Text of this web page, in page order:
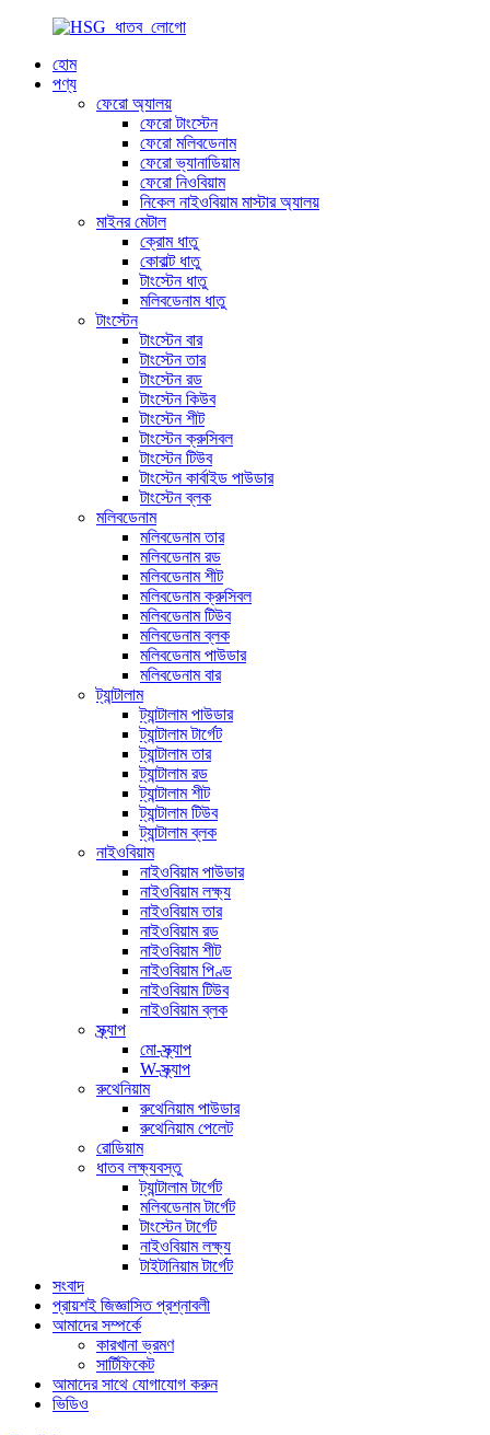
হোম
পণ্য
ফেরো অ্যালয়
ফেরো টাংস্টেন
ফেরো মলিবডেনাম
ফেরো ভ্যানাডিয়াম
ফেরো নিওবিয়াম
নিকেল নাইওবিয়াম মাস্টার অ্যালয়
মাইনর মেটাল
ক্রোম ধাতু
কোবাল্ট ধাতু
টাংস্টেন ধাতু
মলিবডেনাম ধাতু
টাংস্টেন
টাংস্টেন বার
টাংস্টেন তার
টাংস্টেন রড
টাংস্টেন কিউব
টাংস্টেন শীট
টাংস্টেন ক্রুসিবল
টাংস্টেন টিউব
টাংস্টেন কার্বাইড পাউডার
টাংস্টেন ব্লক
মলিবডেনাম
মলিবডেনাম তার
মলিবডেনাম রড
মলিবডেনাম শীট
মলিবডেনাম ক্রুসিবল
মলিবডেনাম টিউব
মলিবডেনাম ব্লক
মলিবডেনাম পাউডার
মলিবডেনাম বার
ট্যান্টালাম
ট্যান্টালাম পাউডার
ট্যান্টালাম টার্গেট
ট্যান্টালাম তার
ট্যান্টালাম রড
ট্যান্টালাম শীট
ট্যান্টালাম টিউব
ট্যান্টালাম ব্লক
নাইওবিয়াম
নাইওবিয়াম পাউডার
নাইওবিয়াম লক্ষ্য
নাইওবিয়াম তার
নাইওবিয়াম রড
নাইওবিয়াম শীট
নাইওবিয়াম পিণ্ড
নাইওবিয়াম টিউব
নাইওবিয়াম ব্লক
স্ক্র্যাপ
মো-স্ক্র্যাপ
W-স্ক্র্যাপ
রুথেনিয়াম
রুথেনিয়াম পাউডার
রুথেনিয়াম পেলেট
রোডিয়াম
ধাতব লক্ষ্যবস্তু
ট্যান্টালাম টার্গেট
মলিবডেনাম টার্গেট
টাংস্টেন টার্গেট
নাইওবিয়াম লক্ষ্য
টাইটানিয়াম টার্গেট
সংবাদ
প্রায়শই জিজ্ঞাসিত প্রশ্নাবলী
আমাদের সম্পর্কে
কারখানা ভ্রমণ
সার্টিফিকেট
আমাদের সাথে যোগাযোগ করুন
ভিডিও